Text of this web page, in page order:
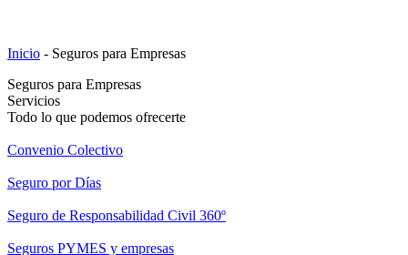
Inicio - Seguros para Empresas
Seguros para Empresas
Servicios
Todo lo que podemos ofrecerte
Convenio Colectivo
Seguro por Días
Seguro de Responsabilidad Civil 360º
Seguros PYMES y empresas